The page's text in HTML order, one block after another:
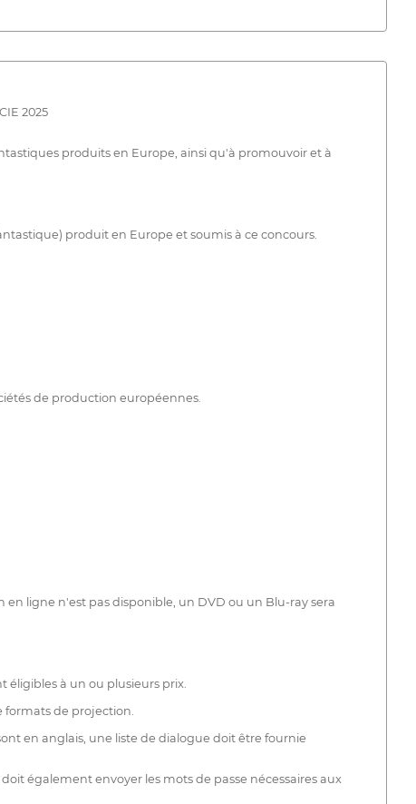
2025
produits en Europe, ainsi qu'à promouvoir et à
produit en Europe et soumis à ce concours.
de production européennes.
ligne n'est pas disponible, un DVD ou un Blu-ray sera
à un ou plusieurs prix.
formats de projection.
en anglais, une liste de dialogue doit être fournie
également envoyer les mots de passe nécessaires aux